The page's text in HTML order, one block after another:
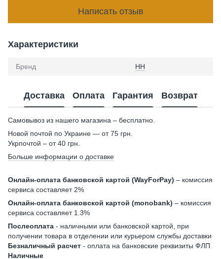
Написать отзыв
Характеристики
Бренд HH
Доставка Оплата Гарантия Возврат
Самовывоз из нашего магазина – бесплатно.
Новой почтой по Украине — от 75 грн.
Укрпочтой – от 40 грн.
Больше информации о доставке
Онлайн-оплата банковской картой (WayForPay) – комиссия
сервиса составляет 2%
Онлайн-оплата банковской картой (monobank) – комиссия
сервиса составляет 1.3%
Послеоплата - наличными или банковской картой, при
получении товара в отделении или курьером службы доставки
Безналичный расчет - оплата на банковские реквизиты ФЛП
Наличные